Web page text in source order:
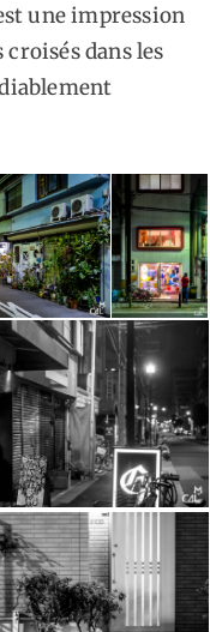
une impression
dans les